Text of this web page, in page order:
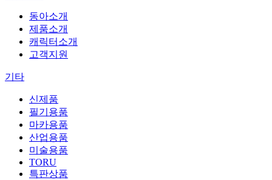
동아소개
제품소개
캐릭터소개
고객지원
기타
신제품
필기용품
마카용품
산업용품
미술용품
TORU
특판상품